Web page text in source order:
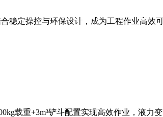
稳定操控与环保设计，成为工程作业高效可
载重+3m³铲斗配置实现高效作业，液力